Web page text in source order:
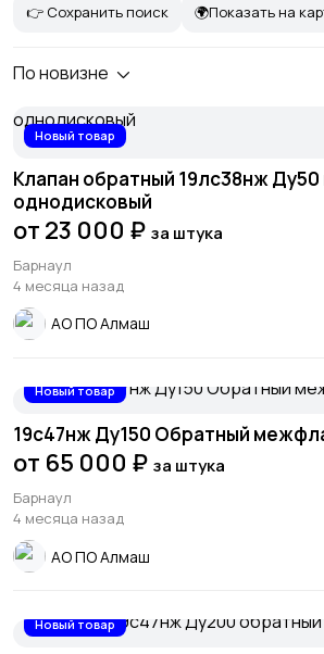
👉 Сохранить поиск 🌍Показать на
По новизне
Новый товар
Клапан обратный 19лс38нж
однодисковый
от 23 000 ₽ за штука
Барнаул
4 месяца назад
АО ПО Алмаш
Новый товар
19с47нж Ду150 Обратный
от 65 000 ₽ за штука
Барнаул
4 месяца назад
АО ПО Алмаш
Новый товар